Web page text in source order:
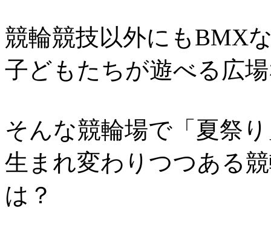
競輪競技以外にもBMX
子どもたちが遊べる広
そんな競輪場で「夏祭
生まれ変わりつつある
は？